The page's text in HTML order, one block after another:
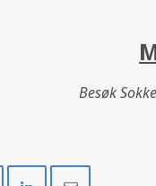
Besøk